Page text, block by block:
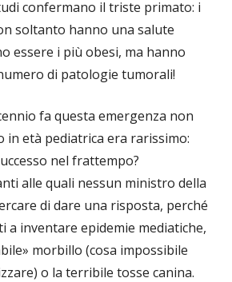
confermano il triste primato: i
soltanto hanno una salute
essere i più obesi, ma hanno
di patologie tumorali!
fa questa emergenza non
in età pediatrica era rarissimo:
nel frattempo?
alle quali nessun ministro della
di dare una risposta, perché
a inventare epidemie mediatiche,
morbillo (cosa impossibile
o la terribile tosse canina.